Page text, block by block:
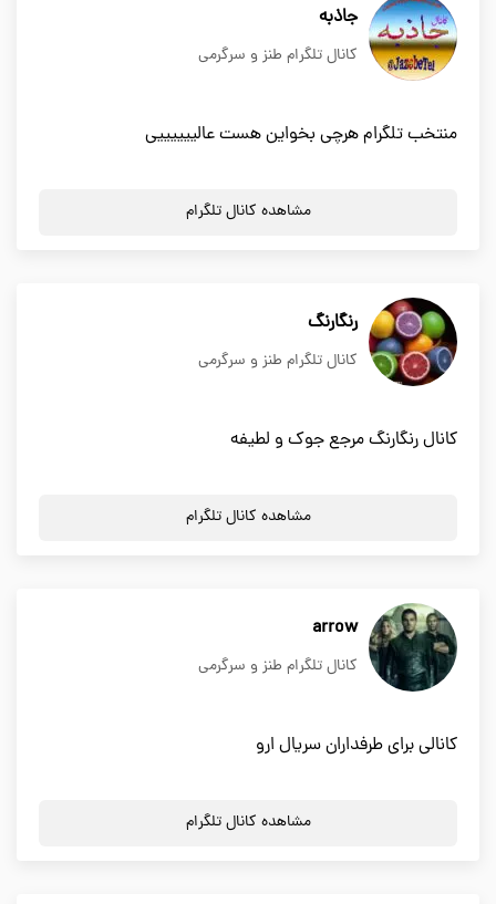
جاذبه
کانال تلگرام طنز و سرگرمی
منتخب تلگرام هرچی بخواین هست عالییییییی
مشاهده کانال تلگرام
رنگارنگ
کانال تلگرام طنز و سرگرمی
كانال رنگارنگ مرجع جوك و لطيفه
مشاهده کانال تلگرام
arrow
کانال تلگرام طنز و سرگرمی
کانالی برای طرفداران سریال ارو
مشاهده کانال تلگرام